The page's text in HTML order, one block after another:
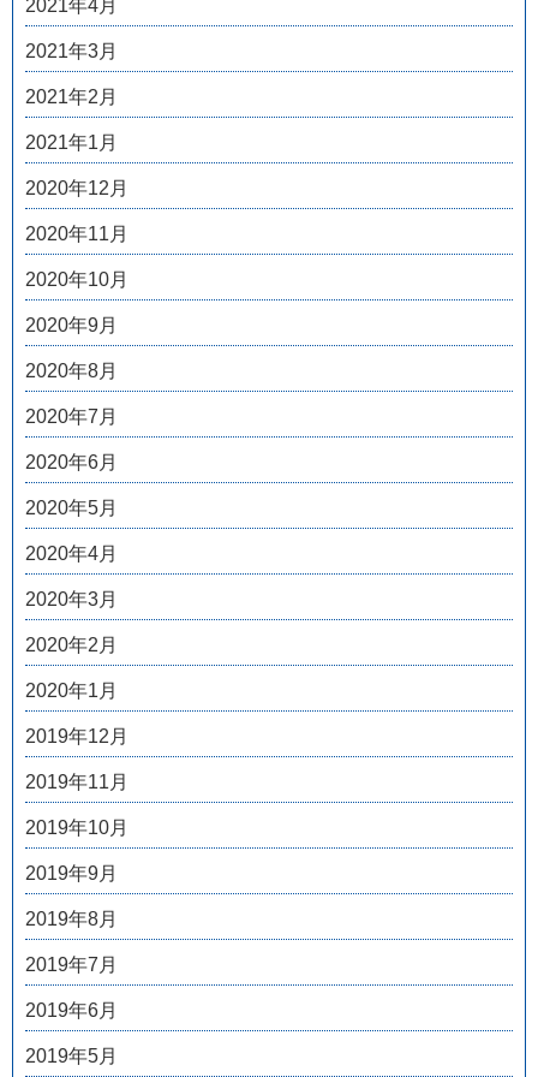
2021年4月
2021年3月
2021年2月
2021年1月
2020年12月
2020年11月
2020年10月
2020年9月
2020年8月
2020年7月
2020年6月
2020年5月
2020年4月
2020年3月
2020年2月
2020年1月
2019年12月
2019年11月
2019年10月
2019年9月
2019年8月
2019年7月
2019年6月
2019年5月